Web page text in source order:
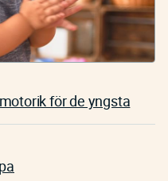
för de yngsta